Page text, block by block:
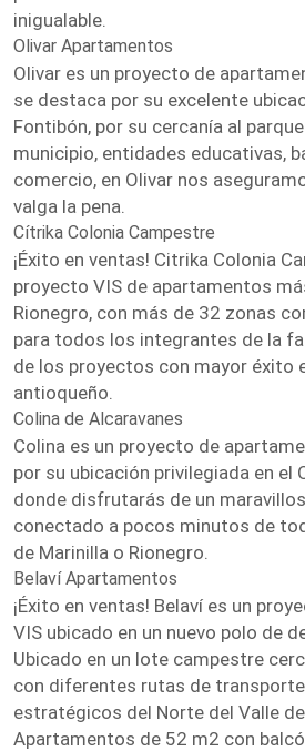
inigualable.
Olivar Apartamentos
Olivar es un proyecto de
se destaca por su excelente
Fontibón, por su cercanía al
municipio, entidades educativas,
comercio, en Olivar nos
valga la pena.
Cítrika Colonia Campestre
¡Éxito en ventas! Citrika Colonia
proyecto VIS de apartamentos
Rionegro, con más de 32 zonas
para todos los integrantes de la
de los proyectos con mayor éxito
antioqueño.
Colina de Alcaravanes
Colina es un proyecto de
por su ubicación privilegiada en el
donde disfrutarás de un
conectado a pocos minutos de
de Marinilla o Rionegro.
Belaví Apartamentos
¡Éxito en ventas! Belaví es un
VIS ubicado en un nuevo polo de
Ubicado en un lote campestre
con diferentes rutas de
estratégicos del Norte del Valle
Apartamentos de 52 m2 con